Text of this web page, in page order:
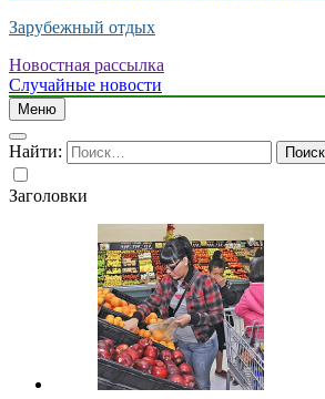
Зарубежный отдых
Новостная рассылка
Случайные новости
Меню
Найти:
Заголовки